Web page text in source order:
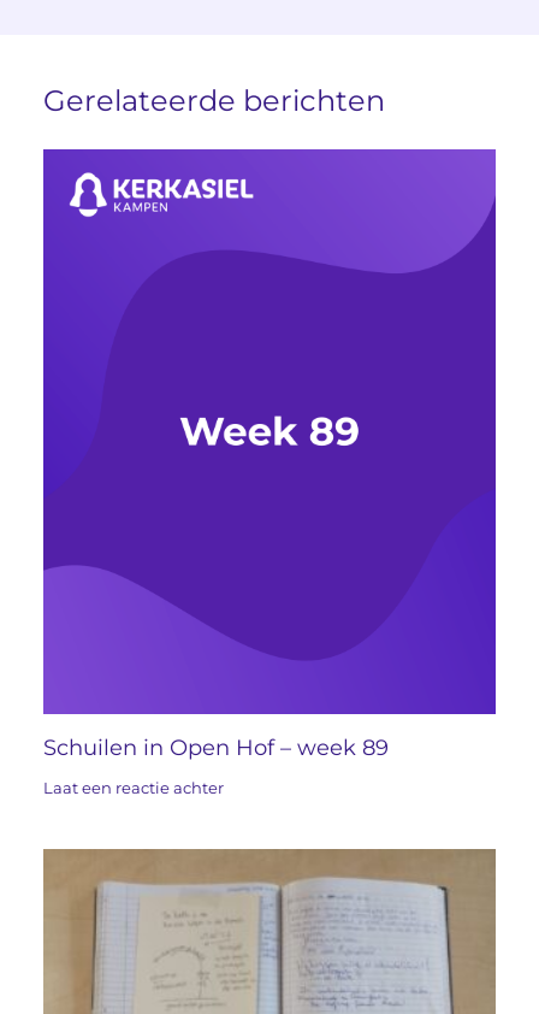
Gerelateerde berichten
Schuilen in Open Hof – week 89
Laat een reactie achter